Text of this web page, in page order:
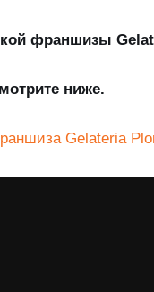
франшизы
ниже.
Gelateria